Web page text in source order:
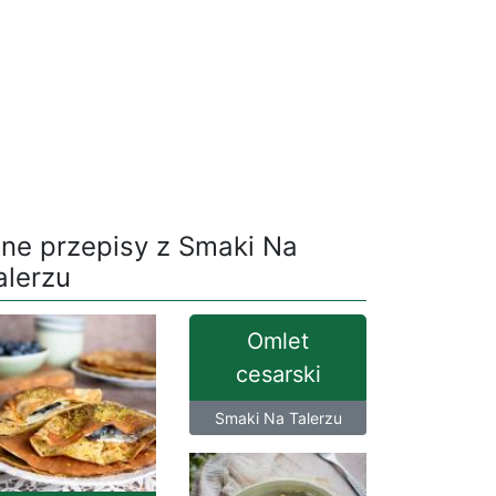
przepisy z Smaki Na
Omlet
cesarski
Smaki Na Talerzu